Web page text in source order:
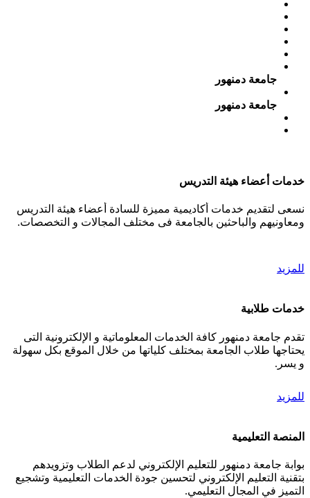
جامعة دمنهور
جامعة دمنهور
خدمات أعضاء هيئة التدريس
نسعى لتقديم خدمات أكاديمية مميزة للسادة أعضاء هيئة التدريس
ومعاونيهم والباحثين بالجامعة فى مختلف المجالات و التخصصات.
للمزيد
خدمات طلابية
تقدم جامعة دمنهور كافة الخدمات المعلوماتية و الإلكترونية التى
يحتاجها طلاب الجامعة بمختلف كلياتها من خلال الموقع بكل سهولة
و يسر.
للمزيد
المنصة التعليمية
بوابة جامعة دمنهور للتعليم الإلكتروني لدعم الطلاب وتزويدهم
بتقنية التعليم الإلكتروني لتحسين جودة الخدمات التعليمية وتشجيع
التميز في المجال التعليمي.